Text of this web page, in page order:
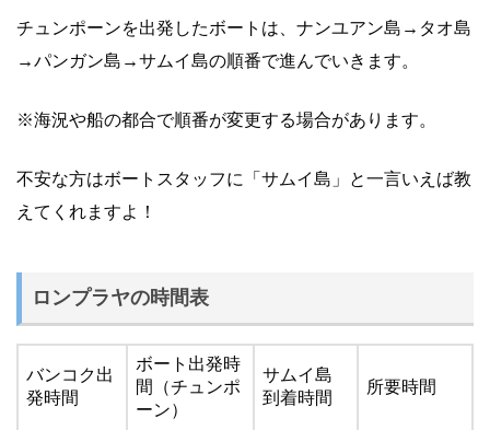
チュンポーンを出発したボートは、ナンユアン島→タオ島
→パンガン島→サムイ島の順番で進んでいきます。
※海況や船の都合で順番が変更する場合があります。
不安な方はボートスタッフに「サムイ島」と一言いえば教
えてくれますよ！
ロンプラヤの時間表
バンコク出
発時間
ボート出発時
間（チュンポ
ーン）
サムイ島
到着時間
所要時間